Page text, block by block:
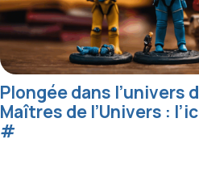
Plongée dans l’univers
Maîtres de l’Univers :
#